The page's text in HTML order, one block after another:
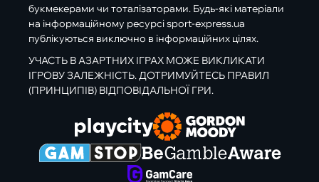
букмекерами чи тоталізаторами. Будь-які матеріали
на інформаційному ресурсі sport-express.ua
публікуються виключно в інформаційних цілях.
УЧАСТЬ В АЗАРТНИХ ІГРАХ МОЖЕ ВИКЛИКАТИ
ІГРОВУ ЗАЛЕЖНІСТЬ. ДОТРИМУЙТЕСЬ ПРАВИЛ
(ПРИНЦИПІВ) ВІДПОВІДАЛЬНОЇ ГРИ.